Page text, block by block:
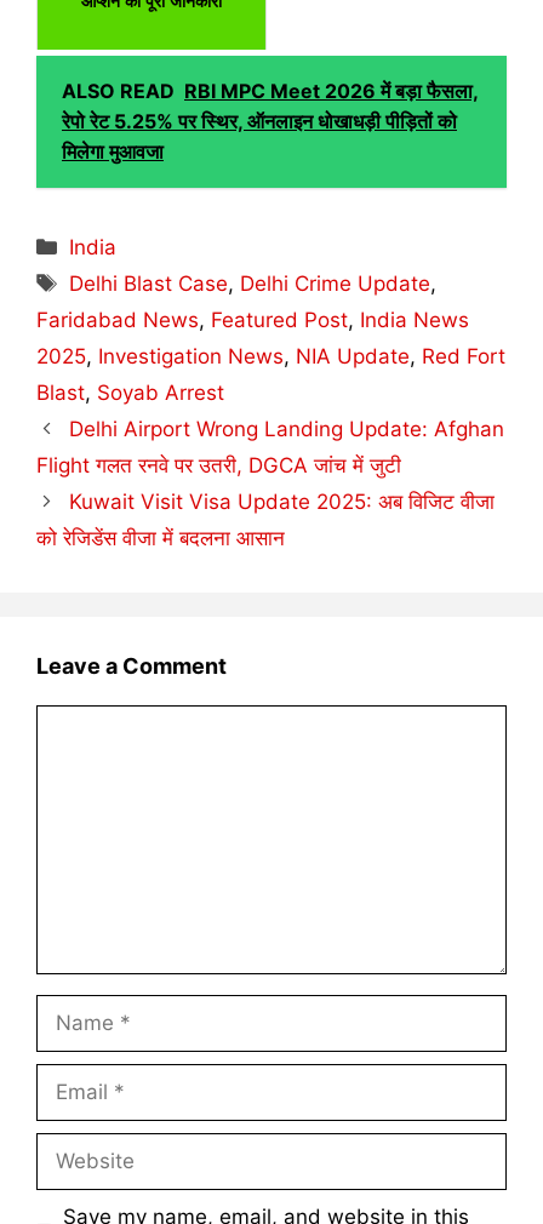
ALSO READ RBI MPC Meet 2026 में बड़ा फैसला,
रेपो रेट 5.25% पर स्थिर, ऑनलाइन धोखाधड़ी पीड़ितों को
मिलेगा मुआवजा
Categories
India
Tags
Delhi Blast Case, Delhi Crime Update,
Faridabad News, Featured Post, India News
2025, Investigation News, NIA Update, Red Fort
Blast, Soyab Arrest
Delhi Airport Wrong Landing Update: Afghan
Flight गलत रनवे पर उतरी, DGCA जांच में जुटी
Kuwait Visit Visa Update 2025: अब विजिट वीजा
को रेजिडेंस वीजा में बदलना आसान
Leave a Comment
Save my name, email, and website in this